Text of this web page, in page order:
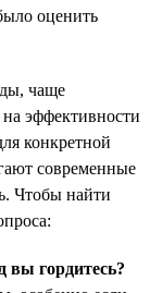
оценить
чаще
эффективности
конкретной
современные
Чтобы найти
вы гордитесь?